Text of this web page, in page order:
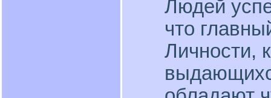
Людей
что
Личности,